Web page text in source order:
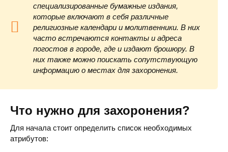
специализированные бумажные издания,
которые включают в себя различные
религиозные календари и молитвенники. В них
часто встречаются контакты и адреса
погостов в городе, где и издают брошюру. В
них также можно поискать сопутствующую
информацию о местах для захоронения.
Что нужно для захоронения?
Для начала стоит определить список необходимых
атрибутов: